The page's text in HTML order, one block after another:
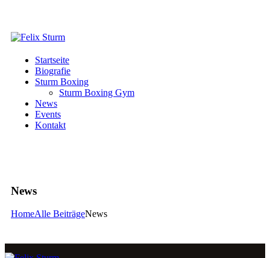
Startseite
Biografie
Sturm Boxing
Sturm Boxing Gym
News
Events
Kontakt
News
HomeAlle BeiträgeNews